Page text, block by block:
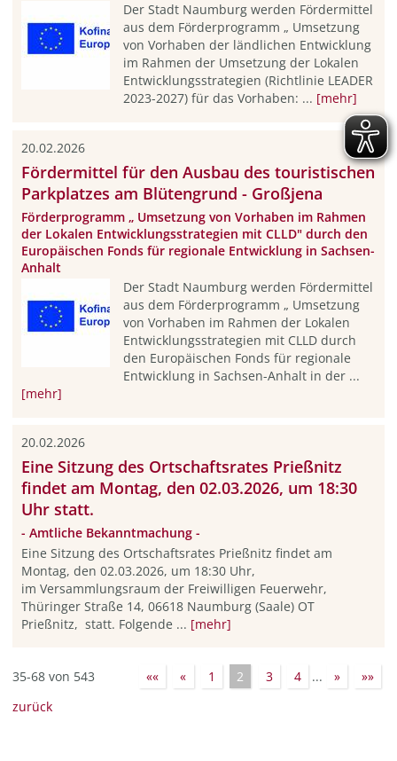
Der Stadt Naumburg werden Fördermittel
aus dem Förderprogramm „ Umsetzung
von Vorhaben der ländlichen Entwicklung
im Rahmen der Umsetzung der Lokalen
Entwicklungsstrategien (Richtlinie LEADER
2023-2027) für das Vorhaben: ... [mehr]
20.02.2026
Fördermittel für den Ausbau des touristischen
Parkplatzes am Blütengrund - Großjena
Förderprogramm „ Umsetzung von Vorhaben im Rahmen
der Lokalen Entwicklungsstrategien mit CLLD" durch den
Europäischen Fonds für regionale Entwicklung in Sachsen-
Anhalt
Der Stadt Naumburg werden Fördermittel
aus dem Förderprogramm „ Umsetzung
von Vorhaben im Rahmen der Lokalen
Entwicklungsstrategien mit CLLD durch
den Europäischen Fonds für regionale
Entwicklung in Sachsen-Anhalt in der ...
[mehr]
20.02.2026
Eine Sitzung des Ortschaftsrates Prießnitz
findet am Montag, den 02.03.2026, um 18:30
Uhr statt.
- Amtliche Bekanntmachung -
Eine Sitzung des Ortschaftsrates Prießnitz findet am
Montag, den 02.03.2026, um 18:30 Uhr,
im Versammlungsraum der Freiwilligen Feuerwehr,
Thüringer Straße 14, 06618 Naumburg (Saale) OT
Prießnitz, statt. Folgende ... [mehr]
35-68 von 543 «« « 1 2 3 4 ... »
»»
zurück